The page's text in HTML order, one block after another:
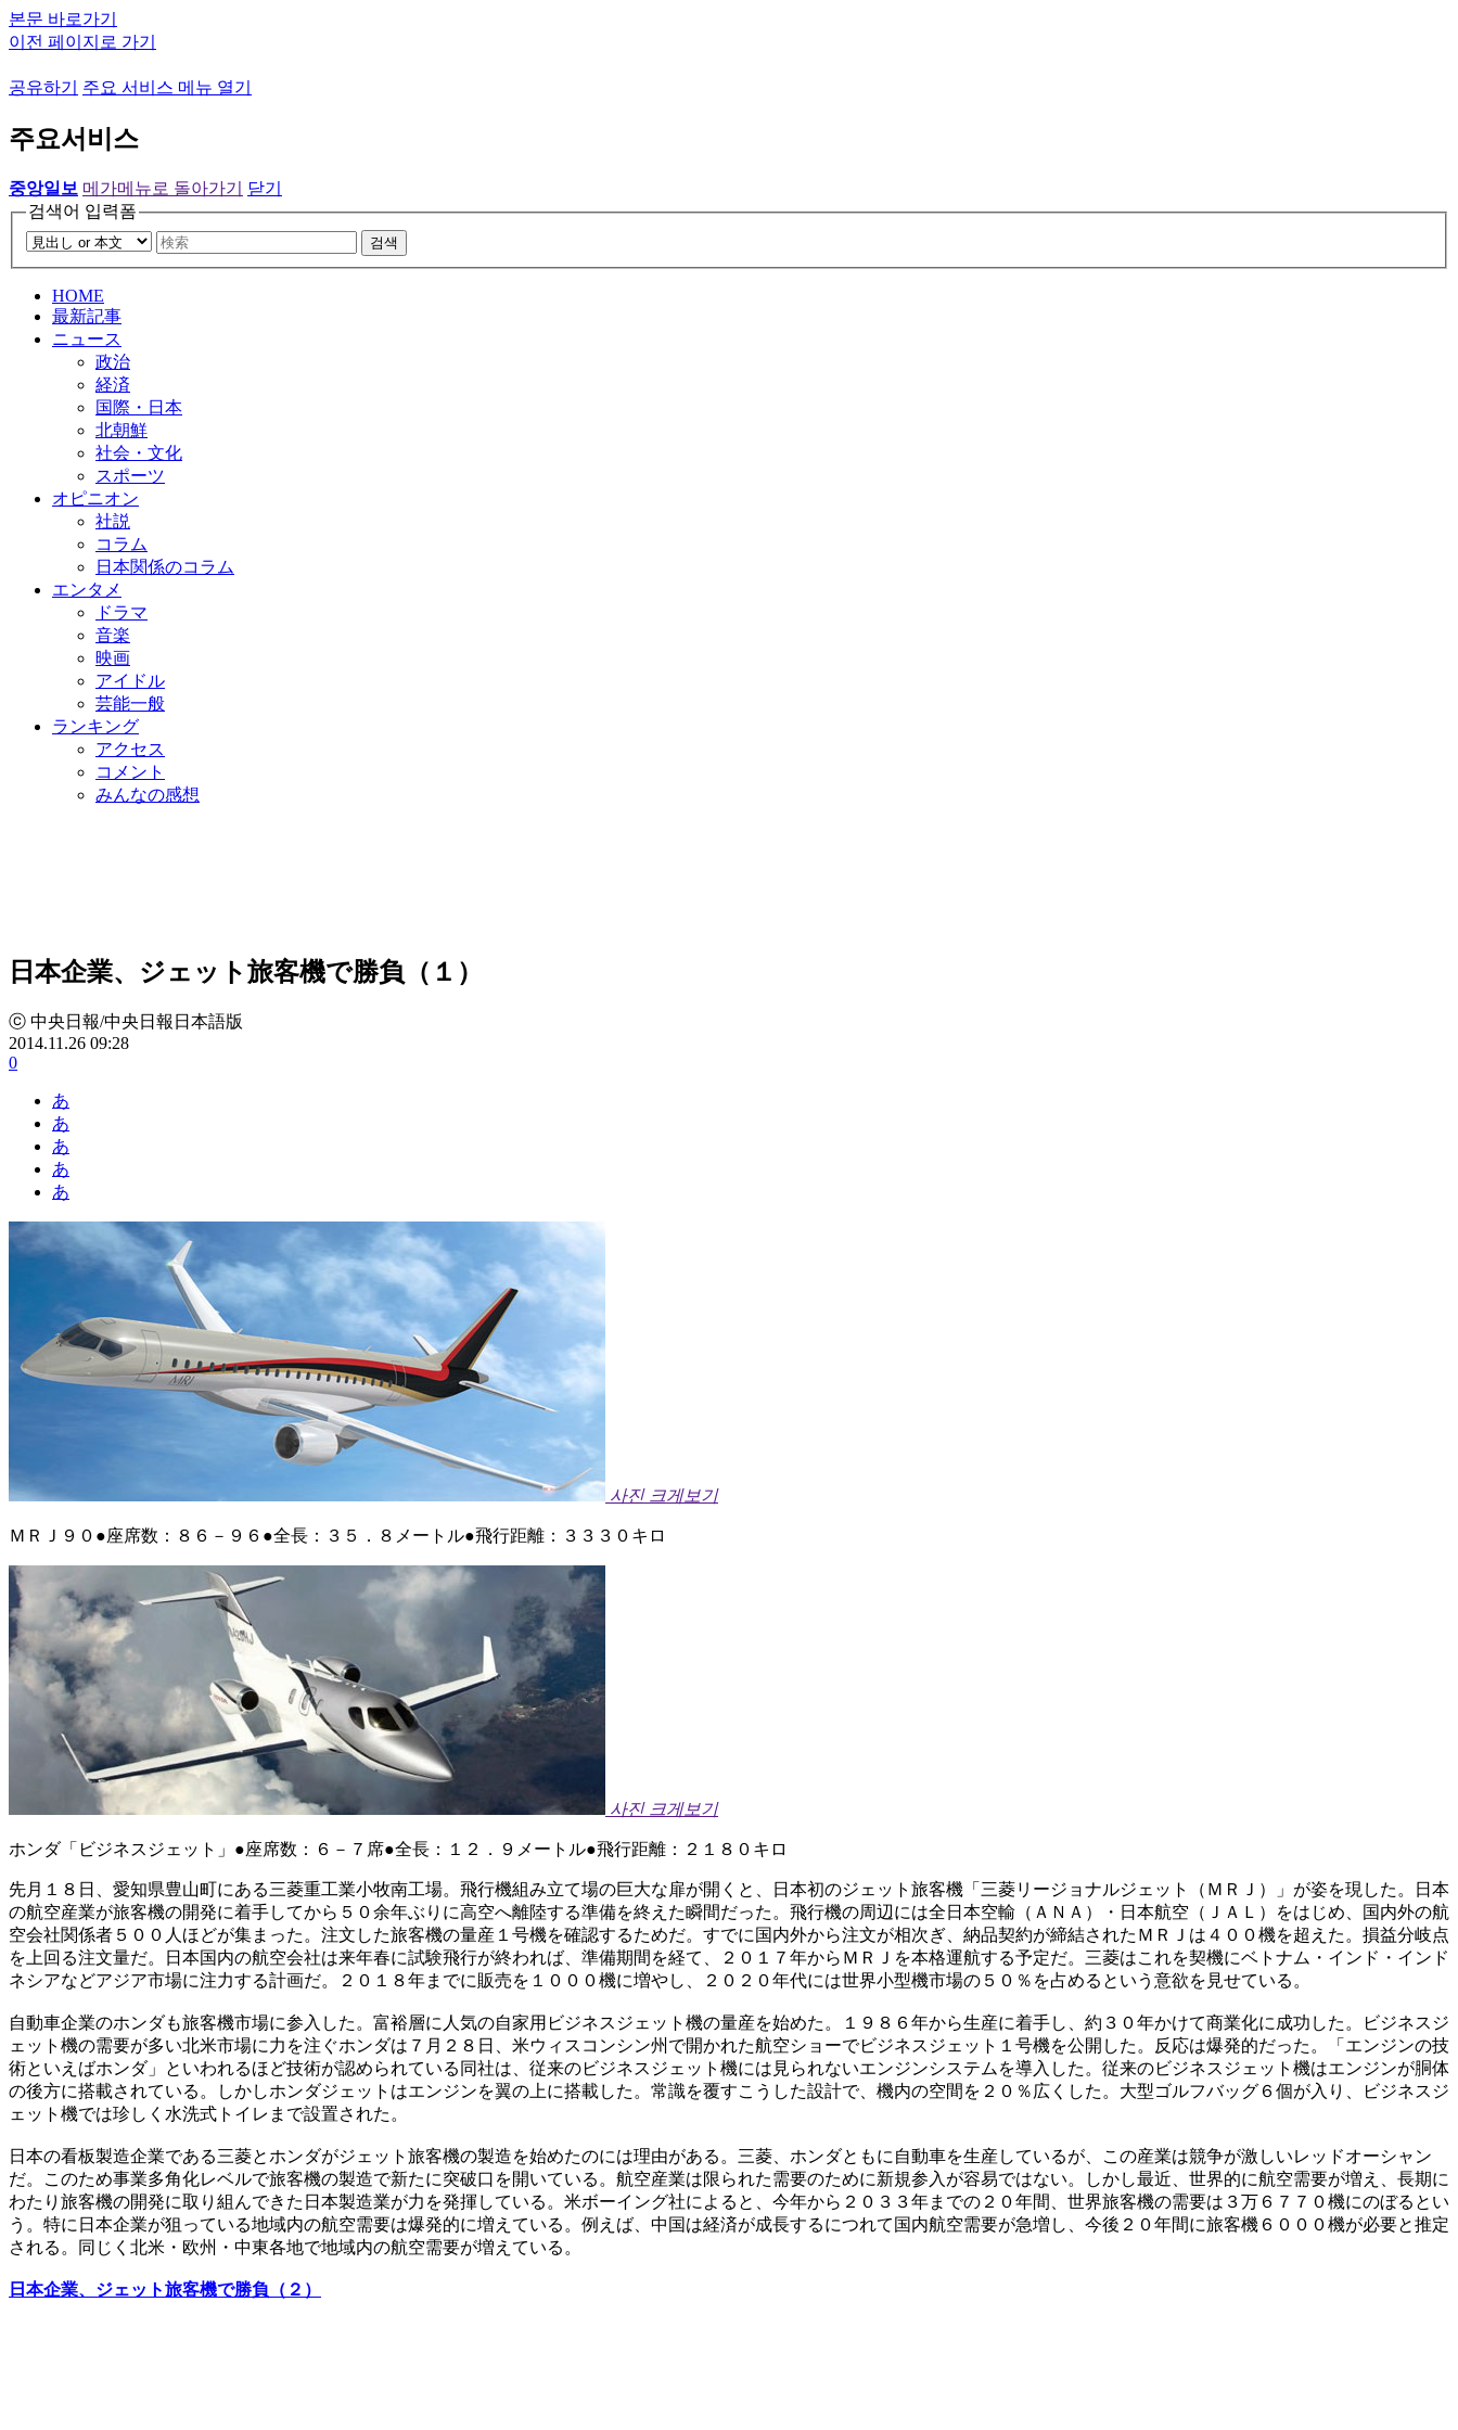
본문 바로가기
이전 페이지로 가기
공유하기 주요 서비스 메뉴 열기
주요서비스
중앙일보 메가메뉴로 돌아가기
닫기
검색어 입력폼
검색
HOME
最新記事
ニュース
政治
経済
国際・日本
北朝鮮
社会・文化
スポーツ
オピニオン
社説
コラム
日本関係のコラム
エンタメ
ドラマ
音楽
映画
アイドル
芸能一般
ランキング
アクセス
コメント
みんなの感想
日本企業、ジェット旅客機で勝負（１）
ⓒ 中央日報/中央日報日本語版
2014.11.26 09:28
0
あ
あ
あ
あ
あ
사진 크게보기
ＭＲＪ９０●座席数：８６－９６●全長：３５．８メートル●飛行距離：３３３０キロ
사진 크게보기
ホンダ「ビジネスジェット」●座席数：６－７席●全長：１２．９メートル●飛行距離：２１８０キロ
先月１８日、愛知県豊山町にある三菱重工業小牧南工場。飛行機組み立て場の巨大な扉が開くと、日本初のジェット旅客機「三菱リージョナルジェット（ＭＲＪ）」が姿を現した。日本
の航空産業が旅客機の開発に着手してから５０余年ぶりに高空へ離陸する準備を終えた瞬間だった。飛行機の周辺には全日本空輸（ＡＮＡ）・日本航空（ＪＡＬ）をはじめ、国内外の航
空会社関係者５００人ほどが集まった。注文した旅客機の量産１号機を確認するためだ。すでに国内外から注文が相次ぎ、納品契約が締結されたＭＲＪは４００機を超えた。損益分岐点
を上回る注文量だ。日本国内の航空会社は来年春に試験飛行が終われば、準備期間を経て、２０１７年からＭＲＪを本格運航する予定だ。三菱はこれを契機にベトナム・インド・インド
ネシアなどアジア市場に注力する計画だ。２０１８年までに販売を１０００機に増やし、２０２０年代には世界小型機市場の５０％を占めるという意欲を見せている。
自動車企業のホンダも旅客機市場に参入した。富裕層に人気の自家用ビジネスジェット機の量産を始めた。１９８６年から生産に着手し、約３０年かけて商業化に成功した。ビジネスジ
ェット機の需要が多い北米市場に力を注ぐホンダは７月２８日、米ウィスコンシン州で開かれた航空ショーでビジネスジェット１号機を公開した。反応は爆発的だった。「エンジンの技
術といえばホンダ」といわれるほど技術が認められている同社は、従来のビジネスジェット機には見られないエンジンシステムを導入した。従来のビジネスジェット機はエンジンが胴体
の後方に搭載されている。しかしホンダジェットはエンジンを翼の上に搭載した。常識を覆すこうした設計で、機内の空間を２０％広くした。大型ゴルフバッグ６個が入り、ビジネスジ
ェット機では珍しく水洗式トイレまで設置された。
日本の看板製造企業である三菱とホンダがジェット旅客機の製造を始めたのには理由がある。三菱、ホンダともに自動車を生産しているが、この産業は競争が激しいレッドオーシャン
だ。このため事業多角化レベルで旅客機の製造で新たに突破口を開いている。航空産業は限られた需要のために新規参入が容易ではない。しかし最近、世界的に航空需要が増え、長期に
わたり旅客機の開発に取り組んできた日本製造業が力を発揮している。米ボーイング社によると、今年から２０３３年までの２０年間、世界旅客機の需要は３万６７７０機にのぼるとい
う。特に日本企業が狙っている地域内の航空需要は爆発的に増えている。例えば、中国は経済が成長するにつれて国内航空需要が急増し、今後２０年間に旅客機６０００機が必要と推定
される。同じく北米・欧州・中東各地で地域内の航空需要が増えている。
日本企業、ジェット旅客機で勝負（２）